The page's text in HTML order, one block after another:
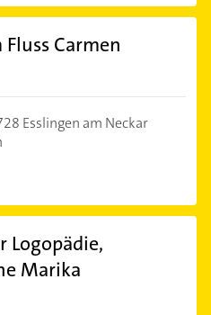
Carmen
Esslingen am Neckar
Logopädie,
Marika